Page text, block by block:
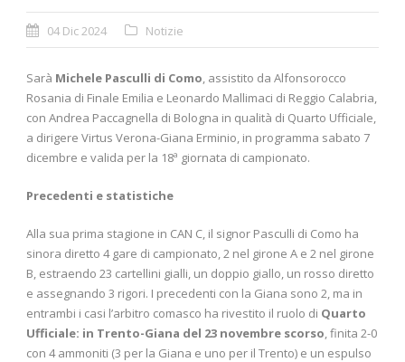
04 Dic 2024 Notizie
Sarà Michele Pasculli di Como, assistito da Alfonsorocco
Rosania di Finale Emilia e Leonardo Mallimaci di Reggio Calabria,
con Andrea Paccagnella di Bologna in qualità di Quarto Ufficiale,
a dirigere Virtus Verona-Giana Erminio, in programma sabato 7
dicembre e valida per la 18ª giornata di campionato.
Precedenti e statistiche
Alla sua prima stagione in CAN C, il signor Pasculli di Como ha
sinora diretto 4 gare di campionato, 2 nel girone A e 2 nel girone
B, estraendo 23 cartellini gialli, un doppio giallo, un rosso diretto
e assegnando 3 rigori. I precedenti con la Giana sono 2, ma in
entrambi i casi l’arbitro comasco ha rivestito il ruolo di Quarto
Ufficiale: in Trento-Giana del 23 novembre scorso, finita 2-0
con 4 ammoniti (3 per la Giana e uno per il Trento) e un espulso